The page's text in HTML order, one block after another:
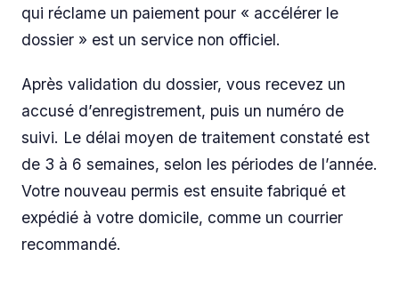
qui réclame un paiement pour « accélérer le
dossier » est un service non officiel.
Après validation du dossier, vous recevez un
accusé d’enregistrement, puis un numéro de
suivi. Le délai moyen de traitement constaté est
de 3 à 6 semaines, selon les périodes de l’année.
Votre nouveau permis est ensuite fabriqué et
expédié à votre domicile, comme un courrier
recommandé.